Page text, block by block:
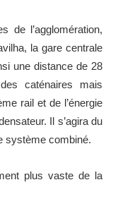
de l’agglomération,
la gare centrale
une distance de 28
caténaires mais
rail et de l’énergie
Il s’agira du
système combiné.
plus vaste de la